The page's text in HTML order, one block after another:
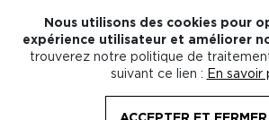
Nous utilisons des cookies pour
expérience utilisateur et améliorer
trouverez notre politique de
suivant ce lien : En savoir
ACCEPTER ET FERMER